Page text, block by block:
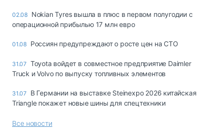
02.08 Nokian Tyres вышла в плюс в первом полугодии с
операционной прибылью 17 млн евро
01.08 Россиян предупреждают о росте цен на СТО
31.07 Toyota войдет в совместное предприятие Daimler
Truck и Volvo по выпуску топливных элементов
31.07
В Германии на выставке Steinexpo 2026 китайская
Triangle покажет новые шины для спецтехники
Все новости